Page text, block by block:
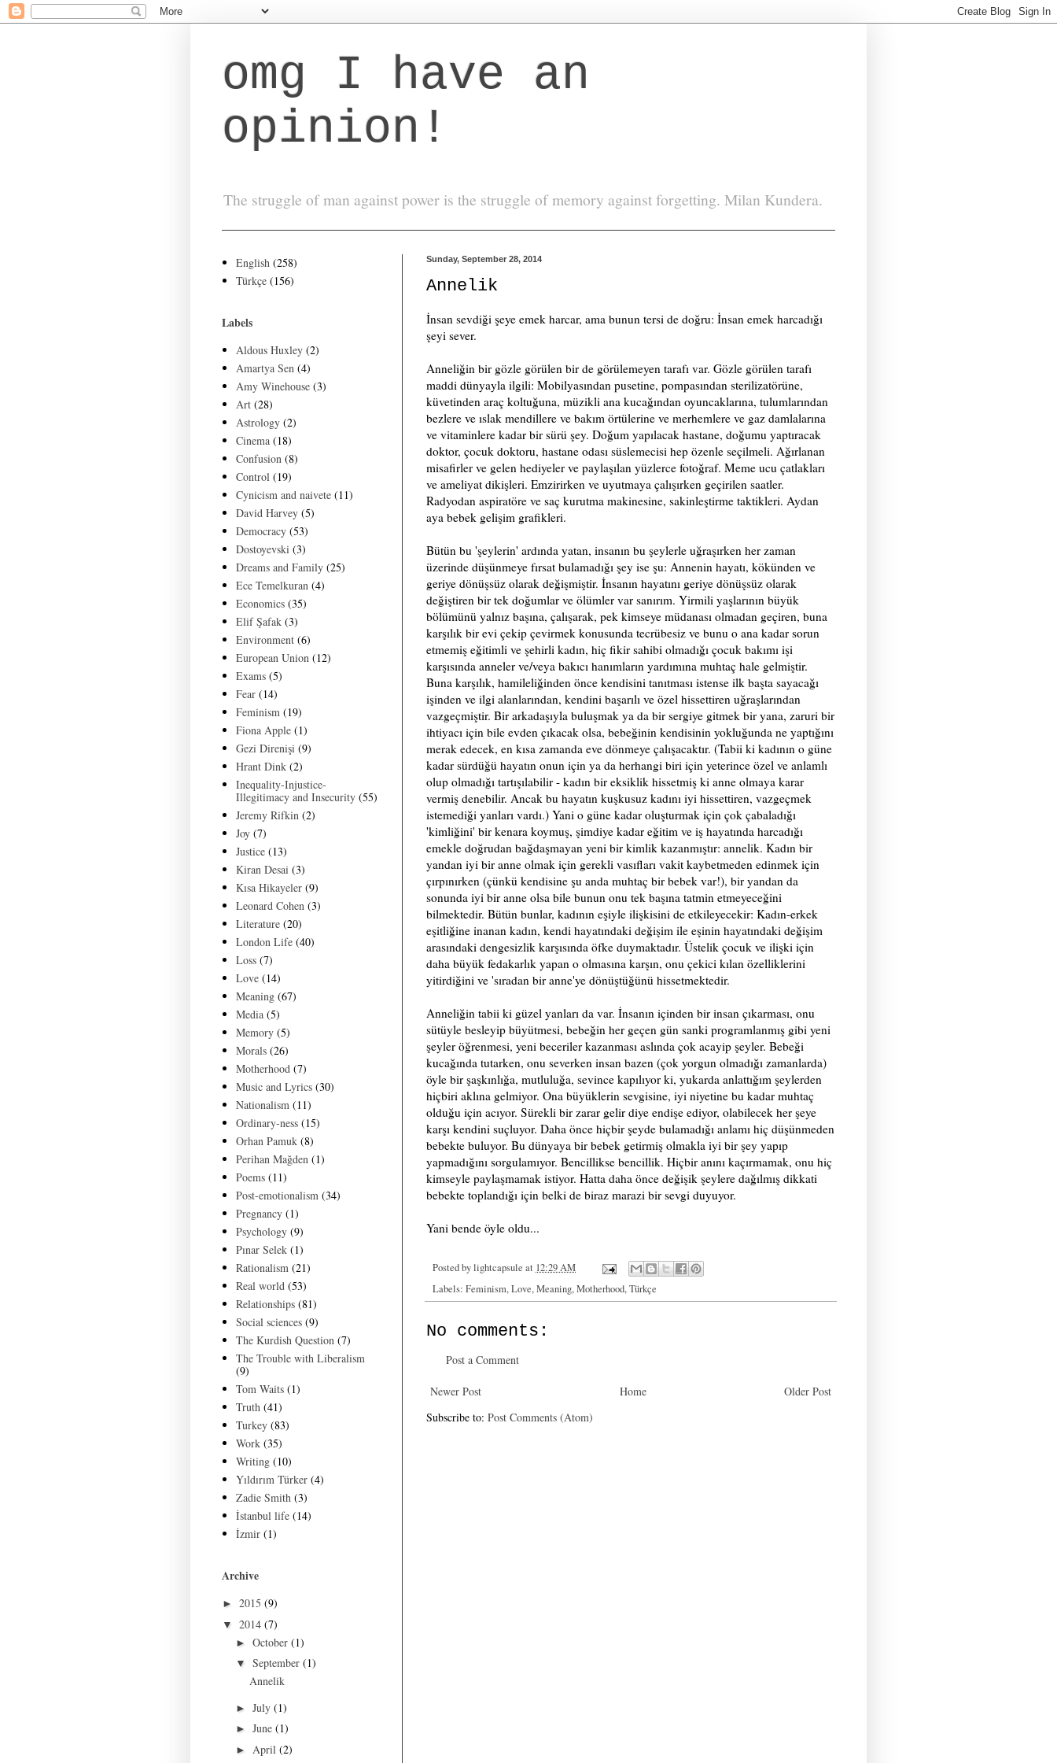
omg I have an
opinion!
The struggle of man against power is the struggle of memory against forgetting. Milan Kundera.
Sunday, September 28, 2014
Annelik
İnsan sevdiği şeye emek harcar, ama bunun tersi de doğru: İnsan emek harcadığı
şeyi sever.
Anneliğin bir gözle görülen bir de görülemeyen tarafı var. Gözle görülen tarafı
maddi dünyayla ilgili: Mobilyasından pusetine, pompasından sterilizatörüne,
küvetinden araç koltuğuna, müzikli ana kucağından oyuncaklarına, tulumlarından
bezlere ve ıslak mendillere ve bakım örtülerine ve merhemlere ve gaz damlalarına
ve vitaminlere kadar bir sürü şey. Doğum yapılacak hastane, doğumu yaptıracak
doktor, çocuk doktoru, hastane odası süslemecisi hep özenle seçilmeli. Ağırlanan
misafirler ve gelen hediyeler ve paylaşılan yüzlerce fotoğraf. Meme ucu çatlakları
ve ameliyat dikişleri. Emzirirken ve uyutmaya çalışırken geçirilen saatler.
Radyodan aspiratöre ve saç kurutma makinesine, sakinleştirme taktikleri. Aydan
aya bebek gelişim grafikleri.
Bütün bu 'şeylerin' ardında yatan, insanın bu şeylerle uğraşırken her zaman
üzerinde düşünmeye fırsat bulamadığı şey ise şu: Annenin hayatı, kökünden ve
geriye dönüşsüz olarak değişmiştir. İnsanın hayatını geriye dönüşsüz olarak
değiştiren bir tek doğumlar ve ölümler var sanırım. Yirmili yaşlarının büyük
bölümünü yalnız başına, çalışarak, pek kimseye müdanası olmadan geçiren, buna
karşılık bir evi çekip çevirmek konusunda tecrübesiz ve bunu o ana kadar sorun
etmemiş eğitimli ve şehirli kadın, hiç fikir sahibi olmadığı çocuk bakımı işi
karşısında anneler ve/veya bakıcı hanımların yardımına muhtaç hale gelmiştir.
Buna karşılık, hamileliğinden önce kendisini tanıtması istense ilk başta sayacağı
işinden ve ilgi alanlarından, kendini başarılı ve özel hissettiren uğraşlarından
vazgeçmiştir. Bir arkadaşıyla buluşmak ya da bir sergiye gitmek bir yana, zaruri bir
ihtiyacı için bile evden çıkacak olsa, bebeğinin kendisinin yokluğunda ne yaptığını
merak edecek, en kısa zamanda eve dönmeye çalışacaktır. (Tabii ki kadının o güne
kadar sürdüğü hayatın onun için ya da herhangi biri için yeterince özel ve anlamlı
olup olmadığı tartışılabilir - kadın bir eksiklik hissetmiş ki anne olmaya karar
vermiş denebilir. Ancak bu hayatın kuşkusuz kadını iyi hissettiren, vazgeçmek
istemediği yanları vardı.) Yani o güne kadar oluşturmak için çok çabaladığı
'kimliğini' bir kenara koymuş, şimdiye kadar eğitim ve iş hayatında harcadığı
emekle doğrudan bağdaşmayan yeni bir kimlik kazanmıştır: annelik. Kadın bir
yandan iyi bir anne olmak için gerekli vasıfları vakit kaybetmeden edinmek için
çırpınırken (çünkü kendisine şu anda muhtaç bir bebek var!), bir yandan da
sonunda iyi bir anne olsa bile bunun onu tek başına tatmin etmeyeceğini
bilmektedir. Bütün bunlar, kadının eşiyle ilişkisini de etkileyecekir: Kadın-erkek
eşitliğine inanan kadın, kendi hayatındaki değişim ile eşinin hayatındaki değişim
arasındaki dengesizlik karşısında öfke duymaktadır. Üstelik çocuk ve ilişki için
daha büyük fedakarlık yapan o olmasına karşın, onu çekici kılan özelliklerini
yitirdiğini ve 'sıradan bir anne'ye dönüştüğünü hissetmektedir.
Anneliğin tabii ki güzel yanları da var. İnsanın içinden bir insan çıkarması, onu
sütüyle besleyip büyütmesi, bebeğin her geçen gün sanki programlanmış gibi yeni
şeyler öğrenmesi, yeni beceriler kazanması aslında çok acayip şeyler. Bebeği
kucağında tutarken, onu severken insan bazen (çok yorgun olmadığı zamanlarda)
öyle bir şaşkınlığa, mutluluğa, sevince kapılıyor ki, yukarda anlattığım şeylerden
hiçbiri aklına gelmiyor. Ona büyüklerin sevgisine, iyi niyetine bu kadar muhtaç
olduğu için acıyor. Sürekli bir zarar gelir diye endişe ediyor, olabilecek her şeye
karşı kendini suçluyor. Daha önce hiçbir şeyde bulamadığı anlamı hiç düşünmeden
bebekte buluyor. Bu dünyaya bir bebek getirmiş olmakla iyi bir şey yapıp
yapmadığını sorgulamıyor. Bencillikse bencillik. Hiçbir anını kaçırmamak, onu hiç
kimseyle paylaşmamak istiyor. Hatta daha önce değişik şeylere dağılmış dikkati
bebekte toplandığı için belki de biraz marazi bir sevgi duyuyor.
Yani bende öyle oldu...
Posted bylightcapsule at 12:29 AM
Labels: Feminism,Love,Meaning,Motherhood,Türkçe
No comments:
Post a Comment
Newer Post Older Post
Home
Subscribe to: Post Comments (Atom)
English (258)
Türkçe (156)
Labels
Aldous Huxley (2)
Amartya Sen (4)
Amy Winehouse (3)
Art (28)
Astrology (2)
Cinema (18)
Confusion (8)
Control (19)
Cynicism and naivete (11)
David Harvey (5)
Democracy (53)
Dostoyevski (3)
Dreams and Family (25)
Ece Temelkuran (4)
Economics (35)
Elif Şafak (3)
Environment (6)
European Union (12)
Exams (5)
Fear (14)
Feminism (19)
Fiona Apple (1)
Gezi Direnişi (9)
Hrant Dink (2)
Inequality-Injustice-
Illegitimacy and Insecurity (55)
Jeremy Rifkin (2)
Joy (7)
Justice (13)
Kiran Desai (3)
Kısa Hikayeler (9)
Leonard Cohen (3)
Literature (20)
London Life (40)
Loss (7)
Love (14)
Meaning (67)
Media (5)
Memory (5)
Morals (26)
Motherhood (7)
Music and Lyrics (30)
Nationalism (11)
Ordinary-ness (15)
Orhan Pamuk (8)
Perihan Mağden (1)
Poems (11)
Post-emotionalism (34)
Pregnancy (1)
Psychology (9)
Pınar Selek (1)
Rationalism (21)
Real world (53)
Relationships (81)
Social sciences (9)
The Kurdish Question (7)
The Trouble with Liberalism
(9)
Tom Waits (1)
Truth (41)
Turkey (83)
Work (35)
Writing (10)
Yıldırım Türker (4)
Zadie Smith (3)
İstanbul life (14)
İzmir (1)
Archive
► 2015 (9)
▼ 2014 (7)
► October (1)
▼ September (1)
Annelik
► July (1)
► June (1)
► April (2)